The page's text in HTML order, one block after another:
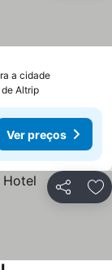
a cidade
Altrip
Ver preços
Partilhar